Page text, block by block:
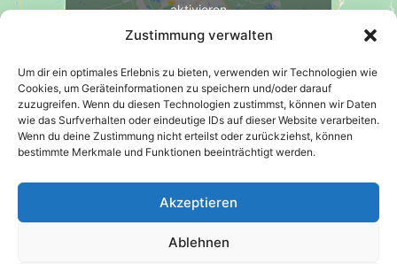
Zustimmung verwalten
Um dir ein optimales Erlebnis zu bieten, verwenden wir Technologien wie
Cookies, um Geräteinformationen zu speichern und/oder darauf
zuzugreifen. Wenn du diesen Technologien zustimmst, können wir Daten
wie das Surfverhalten oder eindeutige IDs auf dieser Website verarbeiten.
Wenn du deine Zustimmung nicht erteilst oder zurückziehst, können
bestimmte Merkmale und Funktionen beeinträchtigt werden.
Akzeptieren
Ablehnen
aktivieren
Impressum
Meldestelle gemäß Hinweisgeberschutzgesetz